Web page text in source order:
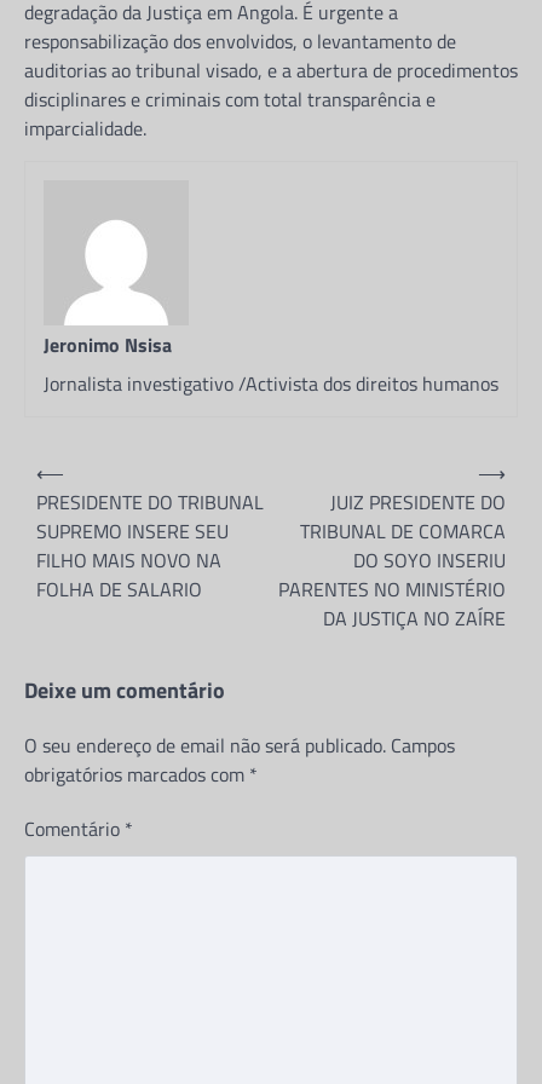
degradação da Justiça em Angola. É urgente a
responsabilização dos envolvidos, o levantamento de
auditorias ao tribunal visado, e a abertura de procedimentos
disciplinares e criminais com total transparência e
imparcialidade.
Jeronimo Nsisa
Jornalista investigativo /Activista dos direitos humanos
Navegação
de
artigos
⟵
PRESIDENTE DO TRIBUNAL
SUPREMO INSERE SEU
FILHO MAIS NOVO NA
FOLHA DE SALARIO
JUIZ PRESIDENTE DO
TRIBUNAL DE COMARCA
DO SOYO INSERIU
PARENTES NO MINISTÉRIO
DA JUSTIÇA NO ZAÍRE
⟶
Deixe um comentário
O seu endereço de email não será publicado. Campos
obrigatórios marcados com *
Comentário *
devido as péssimas condições
na cadeia de Viana em Luanda
Jeronimo Nsisa 9 de Junho, 2026
Partilhe e siga-nos ...
BENEPLÁCITO DO DIRECTOR
Partilhe e siga-nos …Segundo apurou a
NSISA REFLEXÕES, cresce o nível de
descontentamento generalizado dos técnicos
das administrações municipais nos…
JUIZ JOEL LEONARDO ACUSADO
FILHO POR EXIGIR OS DIREITOS
DA CRIANÇA